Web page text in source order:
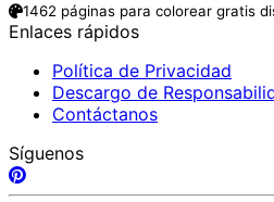
1462 páginas para colorear gratis
Enlaces rápidos
Política de Privacidad
Descargo de
Contáctanos
Síguenos